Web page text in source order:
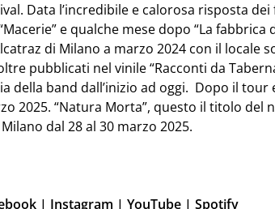
Data l’incredibile e calorosa risposta
e qualche mese dopo “La
di Milano a marzo 2024 con il locale
pubblicati nel vinile “Racconti da
della band dall’inizio ad oggi. Dopo il
2025. “Natura Morta”, questo il titolo del
dal 28 al 30 marzo 2025.
| Instagram | YouTube | Spotify